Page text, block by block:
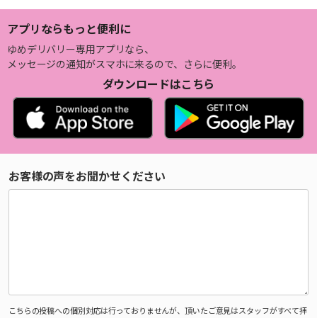
アプリならもっと便利に
ゆめデリバリー専用アプリなら、
メッセージの通知がスマホに来るので、さらに便利。
ダウンロードはこちら
お客様の声をお聞かせください
こちらの投稿への個別対応は行っておりませんが、頂いたご意見はスタッフがすべて拝